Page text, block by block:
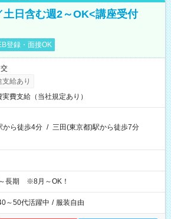
土日含む週2～OK<講座受付
登録・面接OK
給あり
費支給（当社規定あり）
から徒歩4分 / 三田(東京都)駅から徒歩7分
～長期 ※8月～OK！
～50代活躍中 / 服装自由